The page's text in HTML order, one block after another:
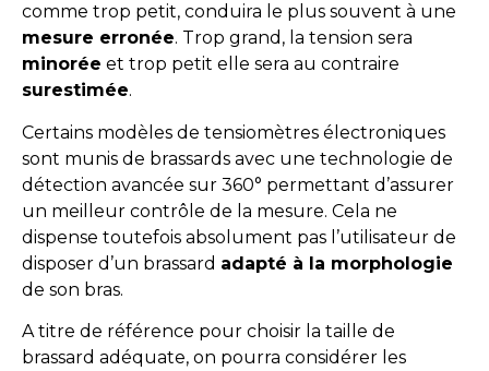
comme trop petit, conduira le plus souvent à une
mesure erronée. Trop grand, la tension sera
minorée et trop petit elle sera au contraire
surestimée.
Certains modèles de tensiomètres électroniques
sont munis de brassards avec une technologie de
détection avancée sur 360° permettant d’assurer
un meilleur contrôle de la mesure. Cela ne
dispense toutefois absolument pas l’utilisateur de
disposer d’un brassard adapté à la morphologie
de son bras.
A titre de référence pour choisir la taille de
brassard adéquate, on pourra considérer les